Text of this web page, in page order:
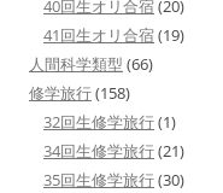
40回生オリ合宿(20)
41回生オリ合宿(19)
人間科学類型 (66)
修学旅行(158)
32回生修学旅行(1)
34回生修学旅行(21)
35回生修学旅行(30)